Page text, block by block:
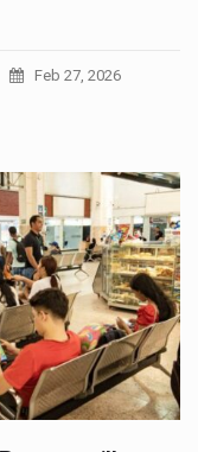
Feb 27, 2026